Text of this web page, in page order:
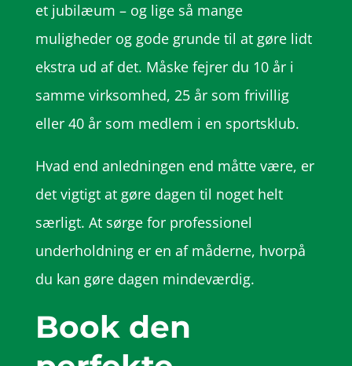
et jubilæum – og lige så mange
muligheder og gode grunde til at gøre lidt
ekstra ud af det. Måske fejrer du 10 år i
samme virksomhed, 25 år som frivillig
eller 40 år som medlem i en sportsklub.
Hvad end anledningen end måtte være, er
det vigtigt at gøre dagen til noget helt
særligt. At sørge for professionel
underholdning er en af måderne, hvorpå
du kan gøre dagen mindeværdig.
Book den